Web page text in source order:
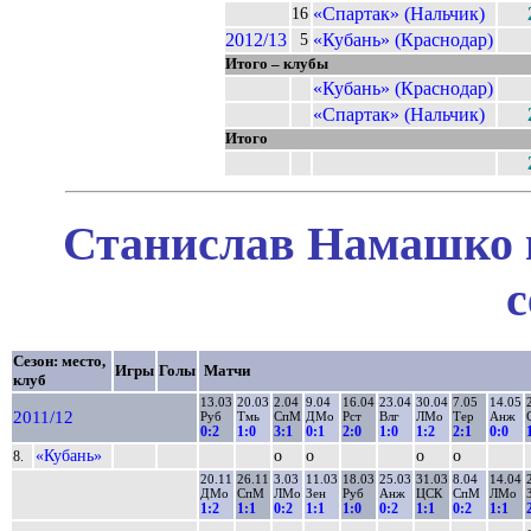
16 «Спартак» (Нальчик)
2012/13
5 «Кубань» (Краснодар)
Итого – клубы
«Кубань» (Краснодар)
«Спартак» (Нальчик)
Итого
Станислав Намашко
Сезон: место,
клуб
Игры Голы Матчи
2011/12
13.03
Руб
0:2
20.03
Тмь
1:0
2.04
СпМ
3:1
9.04
ДМо
0:1
16.04
Рст
2:0
23.04
Влг
1:0
30.04
ЛМо
1:2
7.05
Тер
2:1
14.05
Анж
0:0
8. «Кубань» о о о о
20.11
ДМо
1:2
26.11
СпМ
1:1
3.03
ЛМо
0:2
11.03
Зен
1:1
18.03
Руб
1:0
25.03
Анж
0:2
31.03
ЦСК
1:1
8.04
СпМ
0:2
14.04
ЛМо
1:1